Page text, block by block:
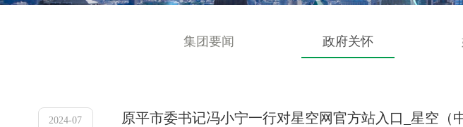
集团要闻 政府关怀
2024-07 原平市委书记冯小宁一行对星空网官方站入口_星空（